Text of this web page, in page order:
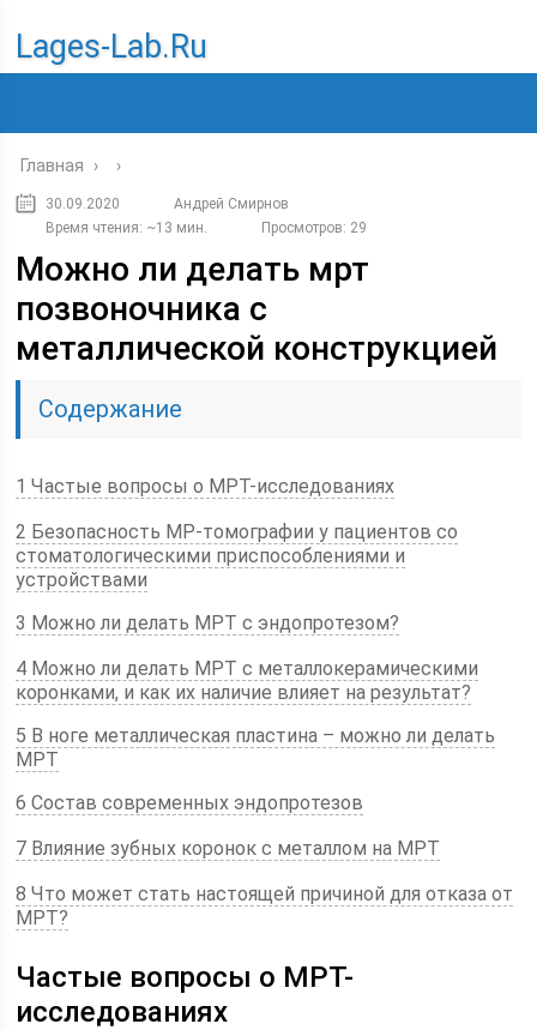
Lages-Lab.ru
Главная › ›
30.09.2020
Андрей Смирнов
Время чтения: ~13 мин.
Просмотров: 29
Можно ли делать мрт
позвоночника с
металлической конструкцией
Содержание
1 Частые вопросы о МРТ-исследованиях
2 Безопасность МР-томографии у пациентов со
стоматологическими приспособлениями и
устройствами
3 Можно ли делать МРТ с эндопротезом?
4 Можно ли делать МРТ с металлокерамическими
коронками, и как их наличие влияет на результат?
5 В ноге металлическая пластина – можно ли делать
МРТ
6 Состав современных эндопротезов
7 Влияние зубных коронок с металлом на МРТ
8 Что может стать настоящей причиной для отказа от
МРТ?
Частые вопросы о МРТ-
исследованиях